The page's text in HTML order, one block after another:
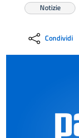
Notizie
Condividi